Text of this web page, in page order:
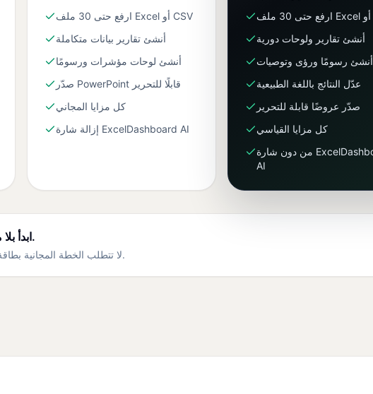
ارفع حتى 30 ملف Excel أو CSV
أنشئ تقارير بيانات متكاملة
أنشئ لوحات مؤشرات ورسومًا
صدّر PowerPoint قابلًا للتحرير
كل مزايا المجاني
إزالة شارة ExcelDashboard AI
أنشئ تقارير ولوحات دورية
أنشئ رسومًا ورؤى وتوصيات
عدّل النتائج باللغة الطبيعية
صدّر عروضًا قابلة للتحرير
كل مزايا القياسي
من دون شارة ExcelDashboard
AI
ابدأ بلا مخاطرة وتوسع عندما تحقق القيمة.
لا تتطلب الخطة المجانية بطاقة. قم بالترقية عندما يزداد عبء التقارير.